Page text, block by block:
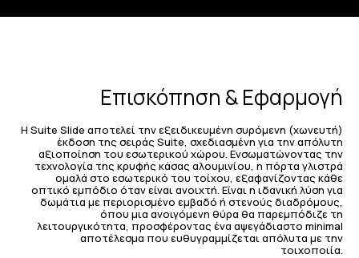
Επισκόπηση & Εφαρμογή
Η Suite Slide αποτελεί την εξειδικευμένη συρόμενη (χωνευτή)
έκδοση της σειράς Suite, σχεδιασμένη για την απόλυτη
αξιοποίηση του εσωτερικού χώρου. Ενσωματώνοντας την
τεχνολογία της κρυφής κάσας αλουμινίου, η πόρτα γλιστρά
ομαλά στο εσωτερικό του τοίχου, εξαφανίζοντας κάθε
οπτικό εμπόδιο όταν είναι ανοιχτή. Είναι η ιδανική λύση για
δωμάτια με περιορισμένο εμβαδό ή στενούς διαδρόμους,
όπου μια ανοιγόμενη θύρα θα παρεμπόδιζε τη
λειτουργικότητα, προσφέροντας ένα αψεγάδιαστο minimal
αποτέλεσμα που ευθυγραμμίζεται απόλυτα με την
τοιχοποιία.